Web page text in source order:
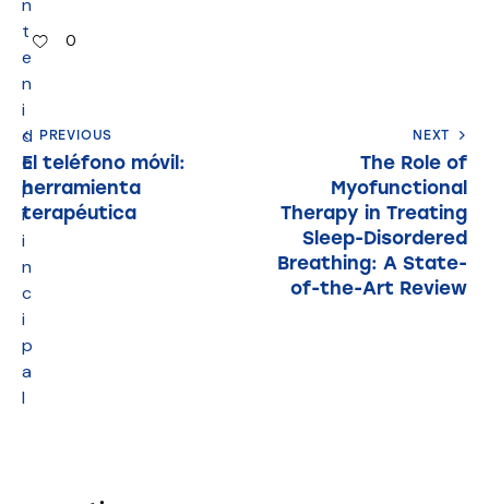
n
t
e
n
i
d
o
p
r
i
n
c
i
p
a
l
0
PREVIOUS
El teléfono móvil:
herramienta
terapéutica
NEXT
The Role of
Myofunctional
Therapy in Treating
Sleep-Disordered
Breathing: A State-
of-the-Art Review